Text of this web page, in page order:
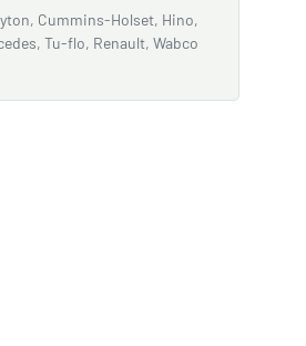
Cummins-Holset, Hino,
Tu-flo, Renault, Wabco